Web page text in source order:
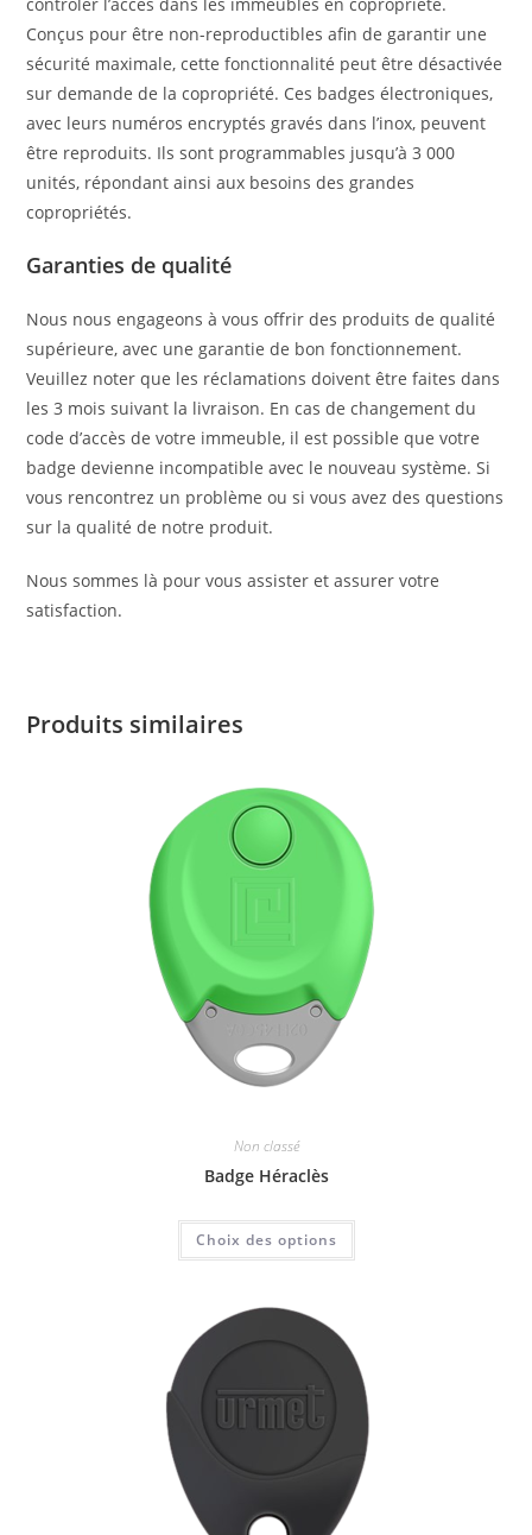
Conçus pour être non-reproductibles afin de garantir une
sécurité maximale, cette fonctionnalité peut être désactivée
sur demande de la copropriété. Ces badges électroniques,
avec leurs numéros encryptés gravés dans l’inox, peuvent
être reproduits. Ils sont programmables jusqu’à 3 000
unités, répondant ainsi aux besoins des grandes
copropriétés.
Garanties de qualité
Nous nous engageons à vous offrir des produits de qualité
supérieure, avec une garantie de bon fonctionnement.
Veuillez noter que les réclamations doivent être faites dans
les 3 mois suivant la livraison. En cas de changement du
code d’accès de votre immeuble, il est possible que votre
badge devienne incompatible avec le nouveau système. Si
vous rencontrez un problème ou si vous avez des questions
sur la qualité de notre produit.
Nous sommes là pour vous assister et assurer votre
satisfaction.
Produits similaires
Non classé
Badge Héraclès
Choix des options